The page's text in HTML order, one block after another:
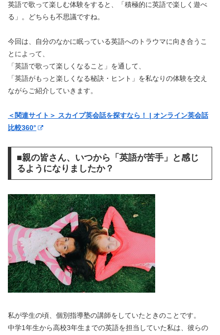
英語で歌って楽しむ体験をすると、「積極的に英語で楽しく遊べ
る」。どちらも不思議ですね。
今回は、自分のなかに眠っている英語へのトラウマに向き合うこ
とによって、
「英語で歌って楽しくなること」を通して、
「英語がもっと楽しくなる秘訣・ヒント」を私なりの体験を交え
ながらご紹介していきます。
＜関連サイト＞ スカイプ英会話を探すなら！ | オンライン英会話
比較360°
■親の皆さん、いつから「英語が苦手」と感じ
るようになりましたか？
私が学生の頃、個別指導塾の講師をしていたときのことです。
中学1年生から高校3年生までの英語を担当していた私は、彼らの